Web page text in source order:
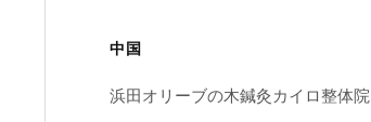
中国
浜田オリーブの木鍼灸カイロ整体院